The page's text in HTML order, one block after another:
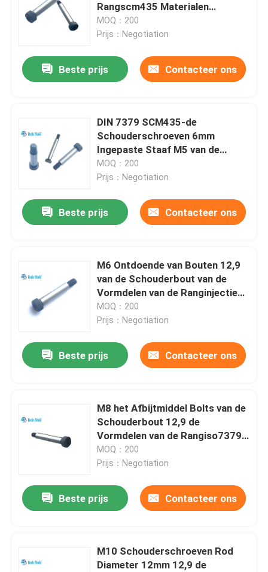
Rangscm435 Materialen
33~38HRC
MOQ：200
Prijs：Negotiation
Beste prijs Contacteer ons
DIN 7379 SCM435-de
Schouderschroeven 6mm
Ingepaste Staaf M5 van de
Injectievorm
MOQ：200
Prijs：Negotiation
Beste prijs Contacteer ons
M6 Ontdoende van Bouten 12,9
van de Schouderbout van de
Vormdelen van de Ranginjectie
de Contactdoos Hexagon Hoofd
MOQ：200
Prijs：Negotiation
Beste prijs Contacteer ons
M8 het Afbijtmiddel Bolts van de
Schouderbout 12,9 de
Vormdelen van de Rangiso7379
Injectie
MOQ：200
Prijs：Negotiation
Beste prijs Contacteer ons
M10 Schouderschroeven Rod
Diameter 12mm 12,9 de